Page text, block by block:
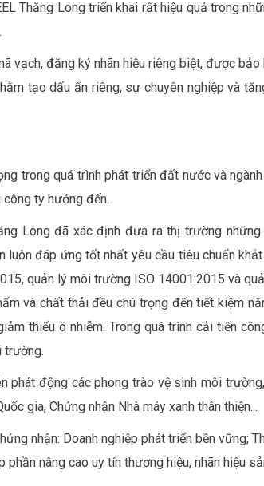
Thăng Long triển khai rất hiệu quả trong
vạch, đăng ký nhãn hiệu riêng biệt, được
tạo dấu ấn riêng, sự chuyên nghiệp và
trong quá trình phát triển đất nước và
công ty hướng đến.
Long đã xác định đưa ra thị trường
đáp ứng tốt nhất yêu cầu tiêu chuẩn
quản lý môi trường ISO 14001:2015 và
và chất thải đều chú trọng đến tiết kiệm
thiểu ô nhiễm. Trong quá trình cải tiến
trường.
phát động các phong trào vệ sinh môi
gia, Chứng nhận Nhà máy xanh thân thiện...
nhận: Doanh nghiệp phát triển bền vững;
nâng cao uy tín thương hiệu, nhãn hiệu